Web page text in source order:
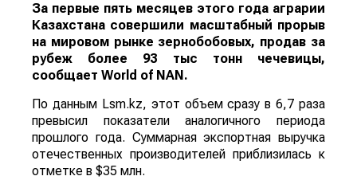
За первые пять месяцев этого года аграрии
Казахстана совершили масштабный прорыв
на мировом рынке зернобобовых, продав за
рубеж более 93 тыс тонн чечевицы,
сообщает World of NAN .
По данным Lsm.kz, этот объем сразу в 6,7 раза
превысил показатели аналогичного периода
прошлого года. Суммарная экспортная выручка
отечественных производителей приблизилась к
отметке в $35 млн.